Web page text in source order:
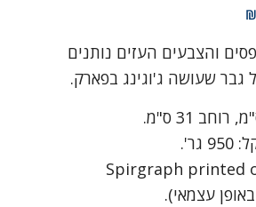
₪המחיר
הוא:
₪495.00.
והצבעים העזים נותנים
שעושה ג'וגינג בפארק.
עצמאי).